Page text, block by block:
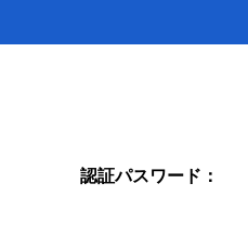
認証パスワード：